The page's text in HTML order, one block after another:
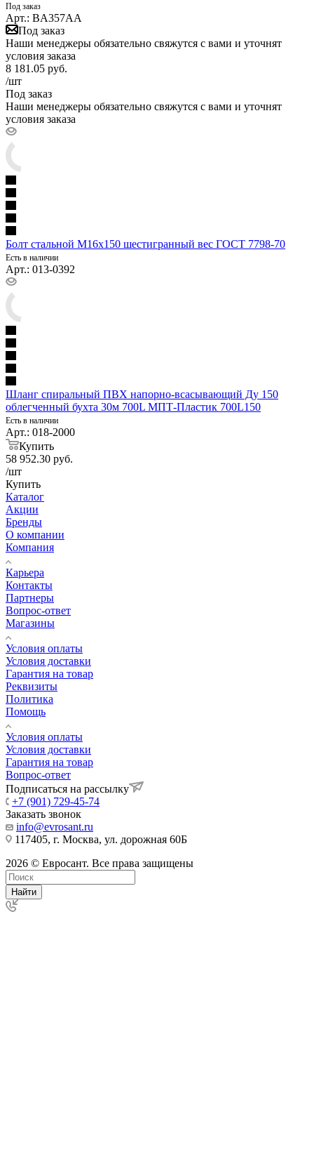
Под заказ
Арт.: BA357AA
Под заказ
Наши менеджеры обязательно свяжутся с вами и уточнят
условия заказа
8 181.05 руб.
/шт
Под заказ
Наши менеджеры обязательно свяжутся с вами и уточнят
условия заказа
Болт стальной М16х150 шестигранный вес ГОСТ 7798-70
Есть в наличии
Арт.: 013-0392
Шланг спиральный ПВХ напорно-всасывающий Ду 150
облегченный бухта 30м 700L МПТ-Пластик 700L150
Есть в наличии
Арт.: 018-2000
Купить
58 952.30 руб.
/шт
Купить
Каталог
Акции
Бренды
О компании
Компания
Карьера
Контакты
Партнеры
Вопрос-ответ
Магазины
Условия оплаты
Условия доставки
Гарантия на товар
Реквизиты
Политика
Помощь
Условия оплаты
Условия доставки
Гарантия на товар
Вопрос-ответ
Подписаться на рассылку
+7 (901) 729-45-74
Заказать звонок
info@evrosant.ru
117405, г. Москва, ул. дорожная 60Б
2026 © Евросант. Все права защищены
Найти